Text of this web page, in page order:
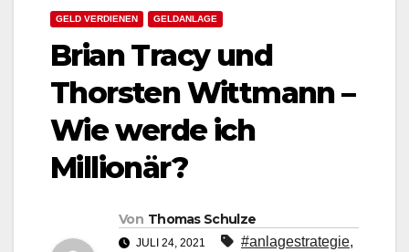
GELD VERDIENEN GELDANLAGE
Brian Tracy und
Thorsten Wittmann –
Wie werde ich
Millionär?
Von Thomas Schulze
JULI 24, 2021 #anlagestrategie,